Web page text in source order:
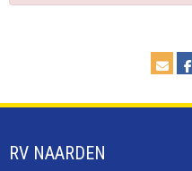
RV NAARDEN